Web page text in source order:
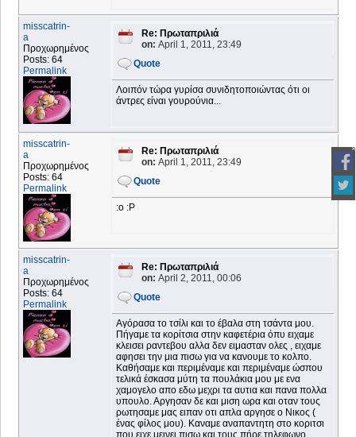
misscatrin-
a
Προχωρημένος
Posts: 64
Permalink
Re: Πρωταπριλιά
on: April 1, 2011, 23:49
Quote
Λοιπόν τώρα γυρίσα συνιδητοποιώντας ότι οι
άντρες είναι γουρούνια...
misscatrin-
a
Προχωρημένος
Posts: 64
Permalink
Re: Πρωταπριλιά
on: April 1, 2011, 23:49
Quote
:o :P
misscatrin-
a
Προχωρημένος
Posts: 64
Permalink
Re: Πρωταπριλιά
on: April 2, 2011, 00:06
Quote
Αγόρασα το τσίλι και το έβαλα στη τσάντα μου.
Πήγαμε τα κορίτσια στην καφετέρια όπυ ειχαμε
κλεισει ραντεβου αλλα δεν ειμασταν ολες , ειχαμε
αφησει την μια πισω για να κανουμε το κολπο.
Καθήσαμε και περιμέναμε και περιμέναμε ώσπου
τελικά έσκασα μύτη τα πουλάκια μου με ενα
χαμογελο απο εδω μεχρι τα αυτια και πανα πολλα
υπουλο. Αργησαν δε και μιση ωρα και οταν τους
ρωτησαμε μας ειπαν οτι απλα αργησε ο Νικος (
ένας φίλος μου). Καναμε αναπαντητη στο κοριτσι
που ειχε μεινει πισω και τους πήρε τηλεφωνο.